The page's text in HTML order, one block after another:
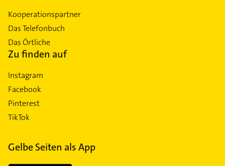
Kooperationspartner
Das Telefonbuch
Das Örtliche
Zu finden auf
Instagram
Facebook
Pinterest
TikTok
Gelbe Seiten als App